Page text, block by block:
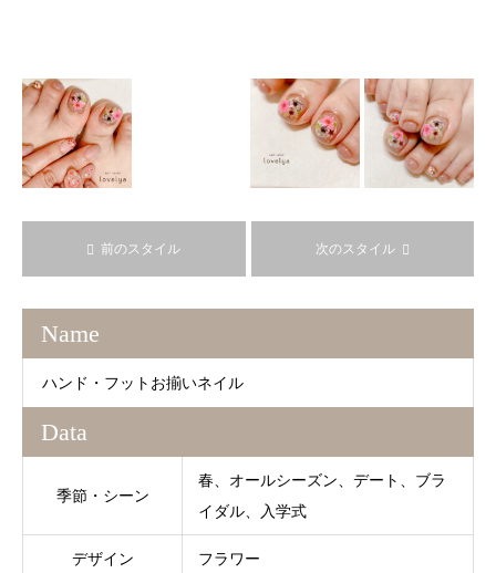
前のスタイル 次のスタイル
Name
ハンド・フットお揃いネイル
Data
季節・シーン
春、オールシーズン、デート、ブラ
イダル、入学式
デザイン フラワー